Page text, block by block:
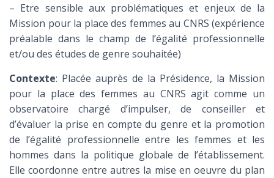
– Etre sensible aux problématiques et enjeux de la
Mission pour la place des femmes au CNRS (expérience
préalable dans le champ de l’égalité professionnelle
et/ou des études de genre souhaitée)
Contexte: Placée auprès de la Présidence, la Mission
pour la place des femmes au CNRS agit comme un
observatoire chargé d’impulser, de conseiller et
d’évaluer la prise en compte du genre et la promotion
de l’égalité professionnelle entre les femmes et les
hommes dans la politique globale de l’établissement.
Elle coordonne entre autres la mise en oeuvre du plan